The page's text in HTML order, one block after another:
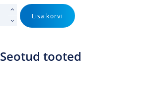
Lisa korvi
Seotud tooted